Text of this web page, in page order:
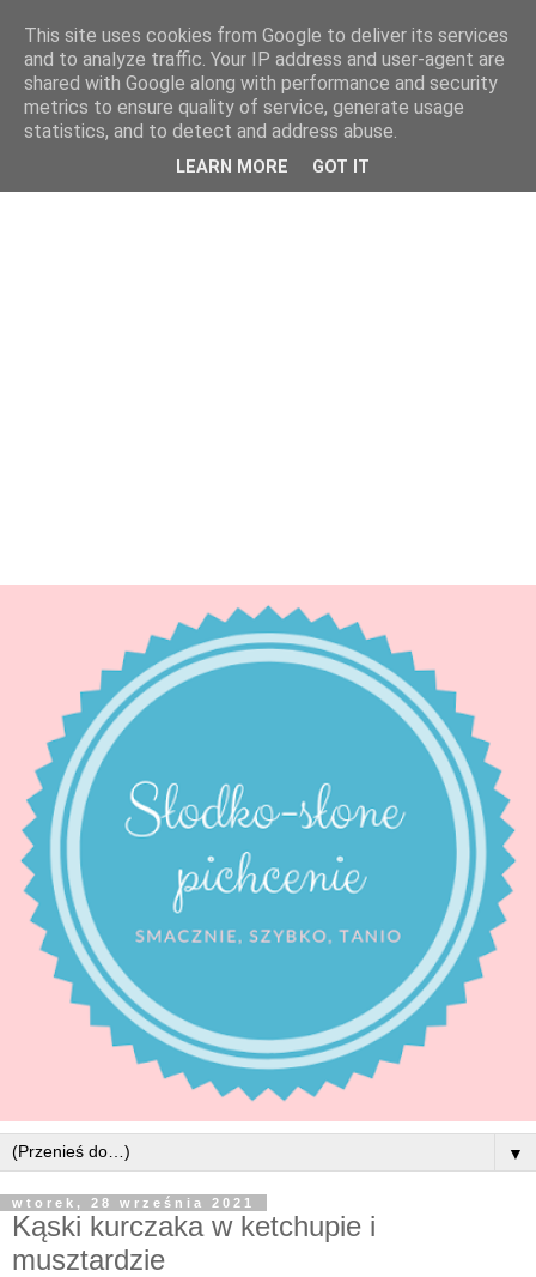
▼
wtorek, 28 września 2021
Kąski kurczaka w ketchupie i
musztardzie
This site uses cookies from Google to deliver its services
and to analyze traffic. Your IP address and user-agent are
shared with Google along with performance and security
metrics to ensure quality of service, generate usage
statistics, and to detect and address abuse.
LEARN MORE GOT IT